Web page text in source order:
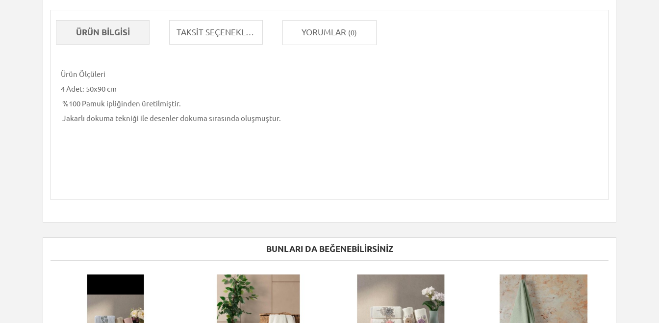
ÜRÜN BILGISI TAKSIT SEÇENEKLERI YORUMLAR (0)
Ürün Ölçüleri
4 Adet: 50x90 cm
%100 Pamuk ipliğinden üretilmiştir.
Jakarlı dokuma tekniği ile desenler dokuma sırasında oluşmuştur.
BUNLARI DA BEĞENEBILIRSINIZ